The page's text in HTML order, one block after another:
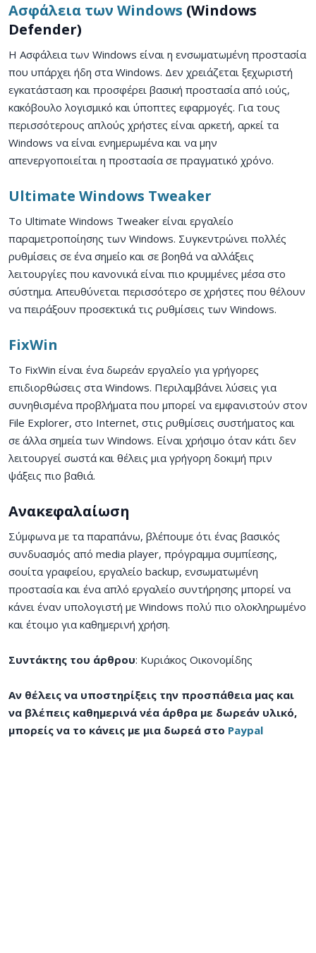
Ασφάλεια των Windows (Windows
Defender)
Η Ασφάλεια των Windows είναι η ενσωματωμένη προστασία
που υπάρχει ήδη στα Windows. Δεν χρειάζεται ξεχωριστή
εγκατάσταση και προσφέρει βασική προστασία από ιούς,
κακόβουλο λογισμικό και ύποπτες εφαρμογές. Για τους
περισσότερους απλούς χρήστες είναι αρκετή, αρκεί τα
Windows να είναι ενημερωμένα και να μην
απενεργοποιείται η προστασία σε πραγματικό χρόνο.
Ultimate Windows Tweaker
Το Ultimate Windows Tweaker είναι εργαλείο
παραμετροποίησης των Windows. Συγκεντρώνει πολλές
ρυθμίσεις σε ένα σημείο και σε βοηθά να αλλάξεις
λειτουργίες που κανονικά είναι πιο κρυμμένες μέσα στο
σύστημα. Απευθύνεται περισσότερο σε χρήστες που θέλουν
να πειράξουν προσεκτικά τις ρυθμίσεις των Windows.
FixWin
Το FixWin είναι ένα δωρεάν εργαλείο για γρήγορες
επιδιορθώσεις στα Windows. Περιλαμβάνει λύσεις για
συνηθισμένα προβλήματα που μπορεί να εμφανιστούν στον
File Explorer, στο Internet, στις ρυθμίσεις συστήματος και
σε άλλα σημεία των Windows. Είναι χρήσιμο όταν κάτι δεν
λειτουργεί σωστά και θέλεις μια γρήγορη δοκιμή πριν
ψάξεις πιο βαθιά.
Ανακεφαλαίωση
Σύμφωνα με τα παραπάνω, βλέπουμε ότι ένας βασικός
συνδυασμός από media player, πρόγραμμα συμπίεσης,
σουίτα γραφείου, εργαλείο backup, ενσωματωμένη
προστασία και ένα απλό εργαλείο συντήρησης μπορεί να
κάνει έναν υπολογιστή με Windows πολύ πιο ολοκληρωμένο
και έτοιμο για καθημερινή χρήση.
Συντάκτης του άρθρου: Κυριάκος Οικονομίδης
Αν θέλεις να υποστηρίξεις την προσπάθεια μας και
να βλέπεις καθημερινά νέα άρθρα με δωρεάν υλικό,
μπορείς να το κάνεις με μια δωρεά στο Paypal